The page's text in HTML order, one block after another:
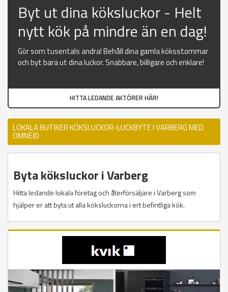
Byt ut dina köksluckor - Helt
nytt kök på mindre än en dag!
Gör som tusentals andra! Behåll dina gamla köksstommar
och byt bara ut dina luckor. Snabbare, billigare och enklare!
HITTA LEDANDE AKTÖRER HÄR!
LOKALA BUTIKER KÖKSLUCKOR-LUCKBYTE I VARBERG MED
OMNEJD
Byta köksluckor i Varberg
Hitta ledande lokala företag och återförsäljare i Varberg som
hjälper er att byta ut alla köksluckorna i ert befintliga kök.